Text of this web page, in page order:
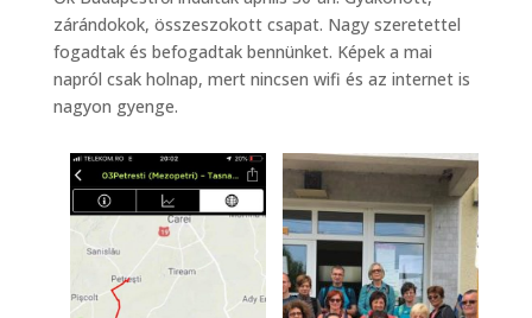
zárándokok, összeszokott csapat. Nagy szeretettel
fogadtak és befogadtak bennünket. Képek a mai
napról csak holnap, mert nincsen wifi és az internet is
nagyon gyenge.